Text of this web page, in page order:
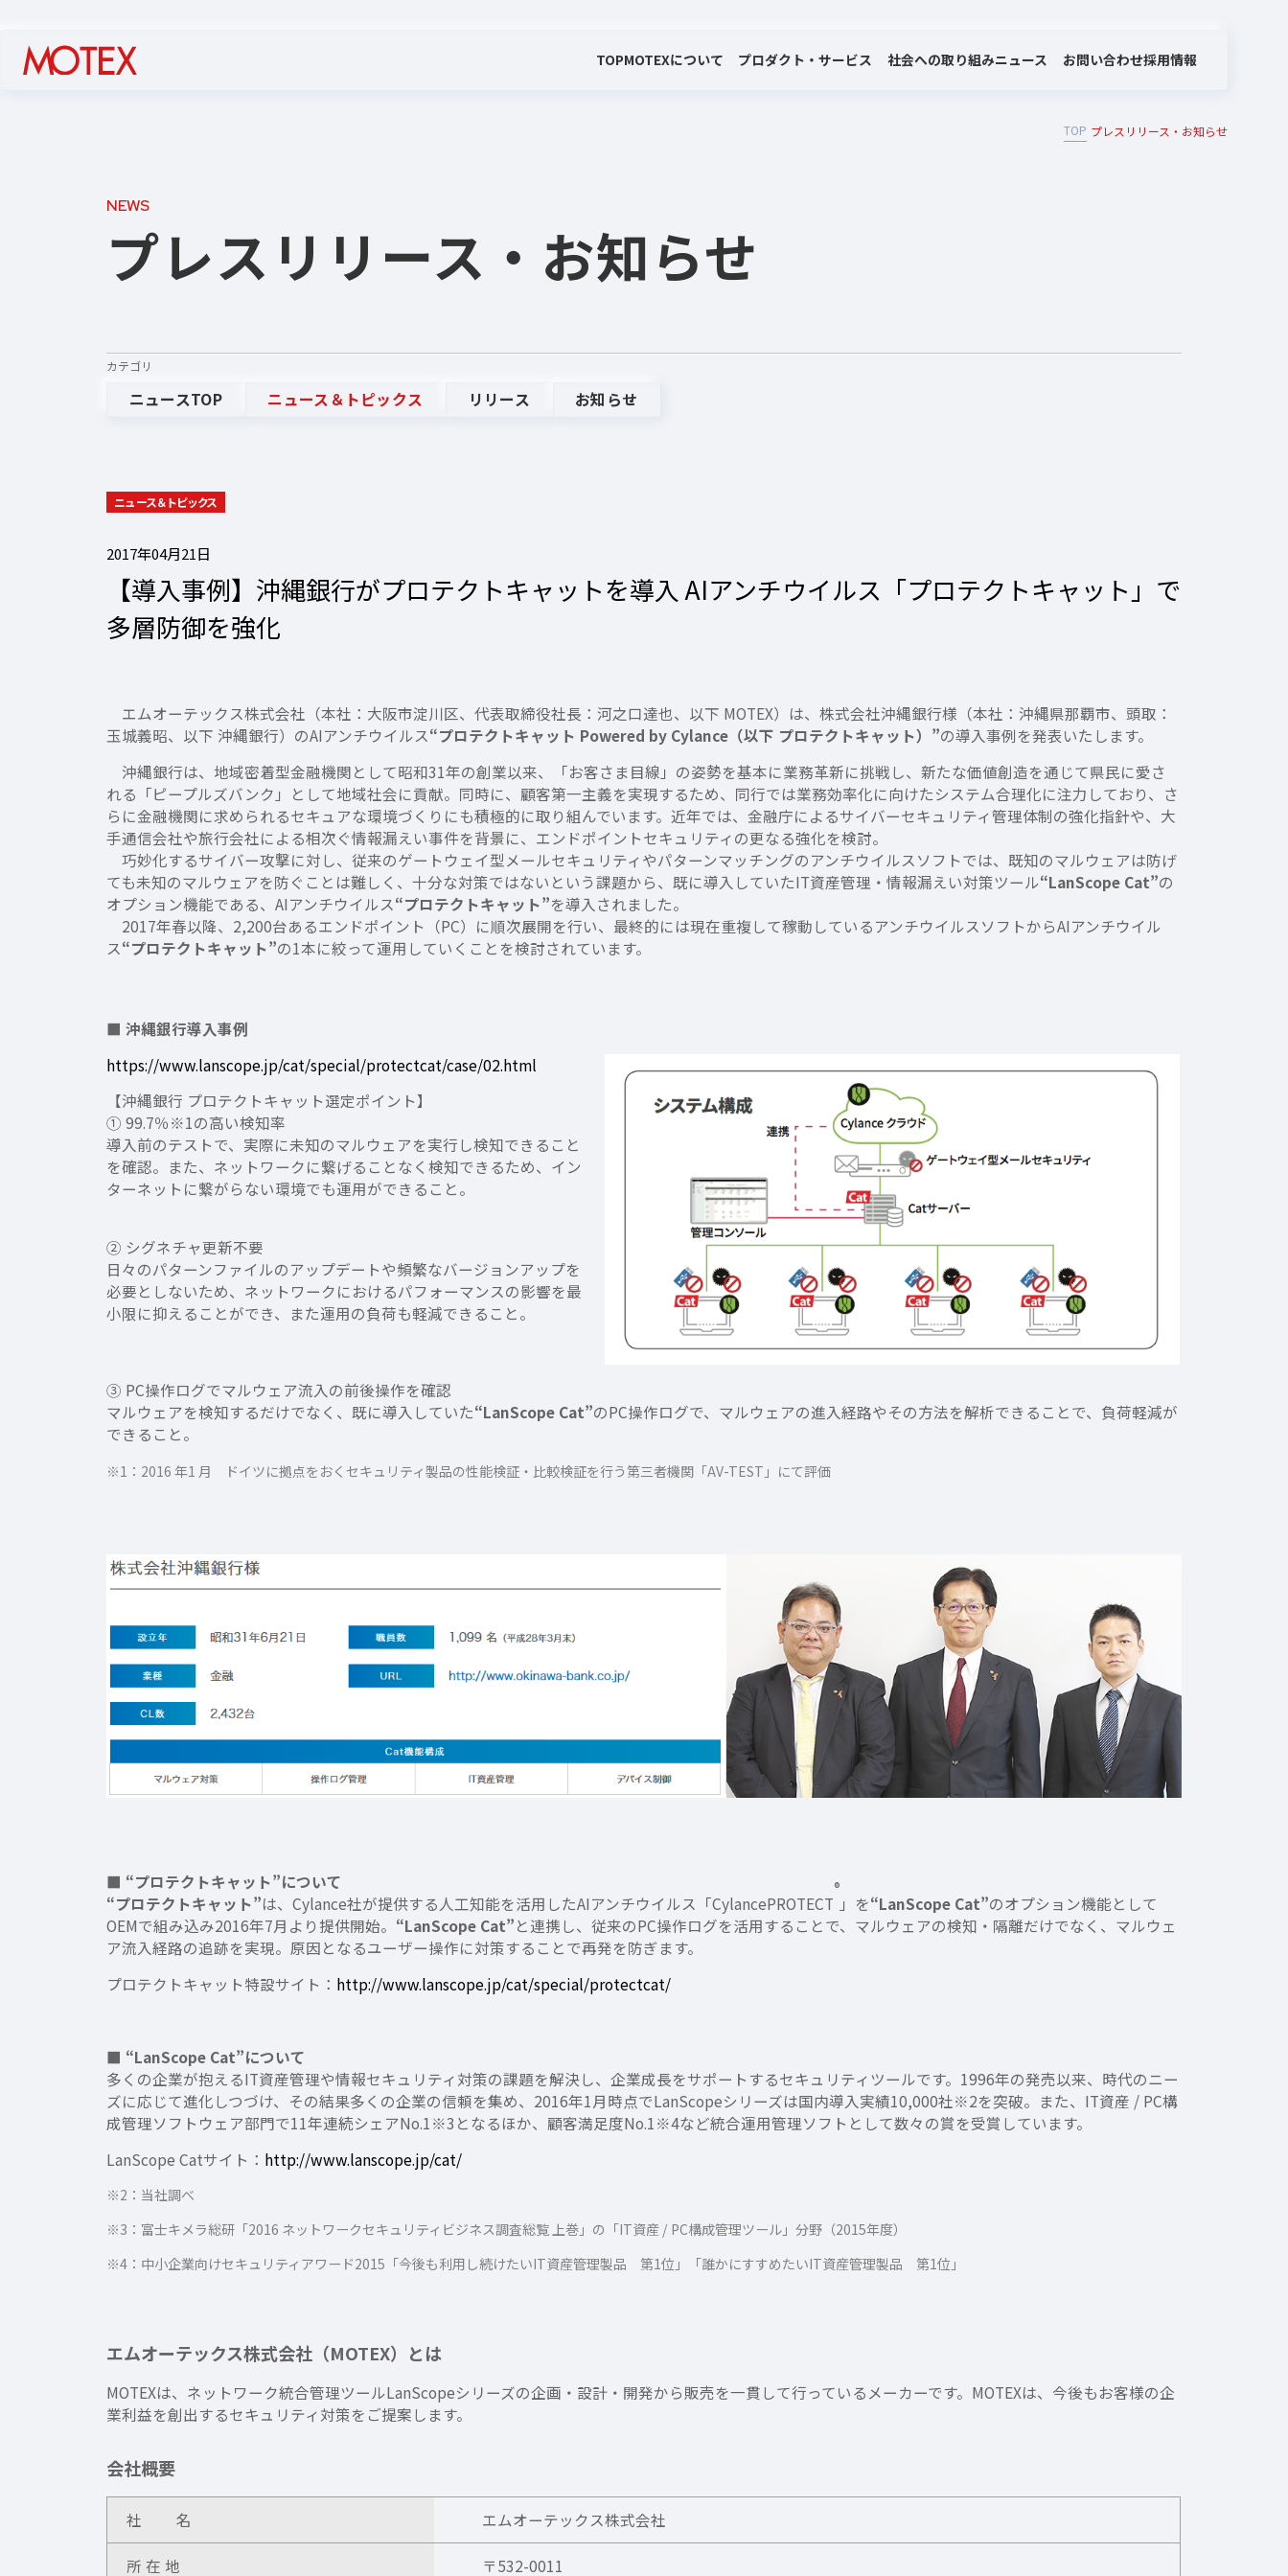
TOPMOTEXについて プロダクト・サービス
MOTEX/LANSCOPEのあゆみ
社会への取り組みニュース お問い合わせ採用情報
TOP プレスリリース・お知らせ
NEWS
プレスリリース ・お知らせ
カテゴリ
ニュースTOP ニュース＆トピックス リリース お知らせ
ニュース＆トピックス
2017年04月21日
【導入事例】沖縄銀行がプロテクトキャットを導入 AIアンチウイルス「プロテクトキャット」で
多層防御を強化
エムオーテックス株式会社（本社：大阪市淀川区、代表取締役社長：河之口達也、以下 MOTEX）は、株式会社沖縄銀行様（本社：沖縄県那覇市、頭取：
玉城義昭、以下 沖縄銀行）のAIアンチウイルス“プロテクトキャット Powered by Cylance（以下 プロテクトキャット）”の導入事例を発表いたします。
沖縄銀行は、地域密着型金融機関として昭和31年の創業以来、「お客さま目線」の姿勢を基本に業務革新に挑戦し、新たな価値創造を通じて県民に愛さ
れる「ピープルズバンク」として地域社会に貢献。同時に、顧客第一主義を実現するため、同行では業務効率化に向けたシステム合理化に注力しており、さ
らに金融機関に求められるセキュアな環境づくりにも積極的に取り組んでいます。近年では、金融庁によるサイバーセキュリティ管理体制の強化指針や、大
手通信会社や旅行会社による相次ぐ情報漏えい事件を背景に、エンドポイントセキュリティの更なる強化を検討。
巧妙化するサイバー攻撃に対し、従来のゲートウェイ型メールセキュリティやパターンマッチングのアンチウイルスソフトでは、既知のマルウェアは防げ
ても未知のマルウェアを防ぐことは難しく、十分な対策ではないという課題から、既に導入していたIT資産管理・情報漏えい対策ツール“LanScope Cat”の
オプション機能である、AIアンチウイルス“プロテクトキャット”を導入されました。
2017年春以降、2,200台あるエンドポイント（PC）に順次展開を行い、最終的には現在重複して稼動しているアンチウイルスソフトからAIアンチウイル
ス“プロテクトキャット”の1本に絞って運用していくことを検討されています。
■ 沖縄銀行導入事例
https://www.lanscope.jp/cat/special/protectcat/case/02.html
【沖縄銀行 プロテクトキャット選定ポイント】
① 99.7％※1の高い検知率
導入前のテストで、実際に未知のマルウェアを実行し検知できること
を確認。また、ネットワークに繋げることなく検知できるため、イン
ターネットに繋がらない環境でも運用ができること。
② シグネチャ更新不要
日々のパターンファイルのアップデートや頻繁なバージョンアップを
必要としないため、ネットワークにおけるパフォーマンスの影響を最
小限に抑えることができ、また運用の負荷も軽減できること。
③ PC操作ログでマルウェア流入の前後操作を確認
マルウェアを検知するだけでなく、既に導入していた“LanScope Cat”のPC操作ログで、マルウェアの進入経路やその方法を解析できることで、負荷軽減が
できること。
※1：2016 年1 月 ドイツに拠点をおくセキュリティ製品の性能検証・比較検証を行う第三者機関「AV-TEST」にて評価
■ “プロテクトキャット”について
“プロテクトキャット”は、Cylance社が提供する人工知能を活用したAIアンチウイルス「CylancePROTECT
®
」を“LanScope Cat”のオプション機能として
OEMで組み込み2016年7月より提供開始。 “LanScope Cat”と連携し、従来のPC操作ログを活用することで、マルウェアの検知・隔離だけでなく、マルウェ
ア流入経路の追跡を実現。原因となるユーザー操作に対策することで再発を防ぎます。
プロテクトキャット特設サイト： http://www.lanscope.jp/cat/special/protectcat/
■ “LanScope Cat”について
多くの企業が抱えるIT資産管理や情報セキュリティ対策の課題を解決し、企業成長をサポートするセキュリティツールです。1996年の発売以来、時代のニー
ズに応じて進化しつづけ、その結果多くの企業の信頼を集め、2016年1月時点でLanScopeシリーズは国内導入実績10,000社※2を突破。また、IT資産 / PC構
成管理ソフトウェア部門で11年連続シェアNo.1※3となるほか、顧客満足度No.1※4など統合運用管理ソフトとして数々の賞を受賞しています。
LanScope Catサイト： http://www.lanscope.jp/cat/
※2：当社調べ
※3：富士キメラ総研「2016 ネットワークセキュリティビジネス調査総覧 上巻」の「IT資産 / PC構成管理ツール」分野（2015年度）
※4：中小企業向けセキュリティアワード2015「今後も利用し続けたいIT資産管理製品 第1位」「誰かにすすめたいIT資産管理製品 第1位」
エムオーテックス株式会社（MOTEX）とは
MOTEXは、ネットワーク統合管理ツールLanScopeシリーズの企画・設計・開発から販売を一貫して行っているメーカーです。MOTEXは、今後もお客様の企
業利益を創出するセキュリティ対策をご提案します。
会社概要
社 名 エムオーテックス株式会社
所 在 地 〒532-0011